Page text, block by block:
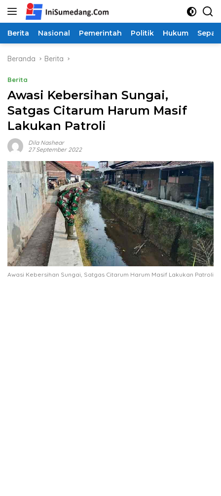
Langsung
Berita Nasional Pemerintah Politik Hukum
Beranda Berita
Berita
Awasi Kebersihan Sungai,
Satgas Citarum Harum Masif
Lakukan Patroli
Dila Nashear
27 September 2022
Awasi Kebersihan Sungai, Satgas Citarum Harum Masif Lakukan Patroli